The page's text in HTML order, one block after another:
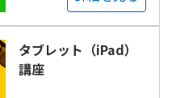
タブレット（iPad）
講座